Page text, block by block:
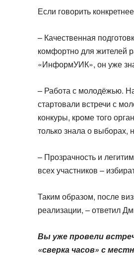
Если говорить
– Качественная
комфортно для жителей
«ИнформУИК», он уже
– Работа с молодёжью.
стартовали встречи с
конкуры, кроме того
только знала о выборах,
– Прозрачность и
всех участников –
Таким образом, после
реализации, – ответил
Вы уже провели
«сверка часов» с